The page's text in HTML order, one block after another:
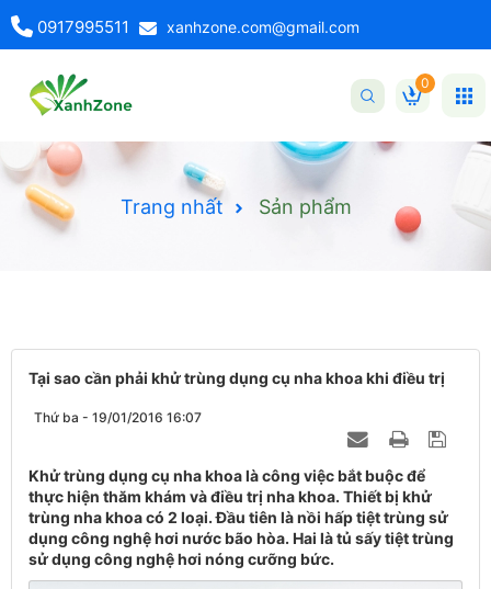
0917995511 xanhzone.com@gmail.com
0
Trang nhất Sản phẩm
Tại sao cần phải khử trùng dụng cụ nha khoa khi điều trị
Thứ ba - 19/01/2016 16:07
Khử trùng dụng cụ nha khoa là công việc bắt buộc để
thực hiện thăm khám và điều trị nha khoa. Thiết bị khử
trùng nha khoa có 2 loại. Đầu tiên là nồi hấp tiệt trùng sử
dụng công nghệ hơi nước bão hòa. Hai là tủ sấy tiệt trùng
sử dụng công nghệ hơi nóng cưỡng bức.